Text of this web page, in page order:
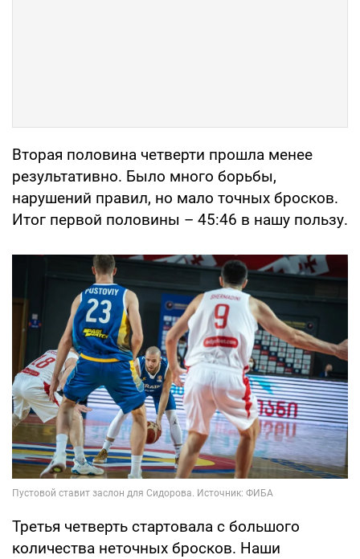
Вторая половина четверти прошла менее
результативно. Было много борьбы,
нарушений правил, но мало точных бросков.
Итог первой половины – 45:46 в нашу пользу.
Третья четверть стартовала с большого
количества неточных бросков. Наши